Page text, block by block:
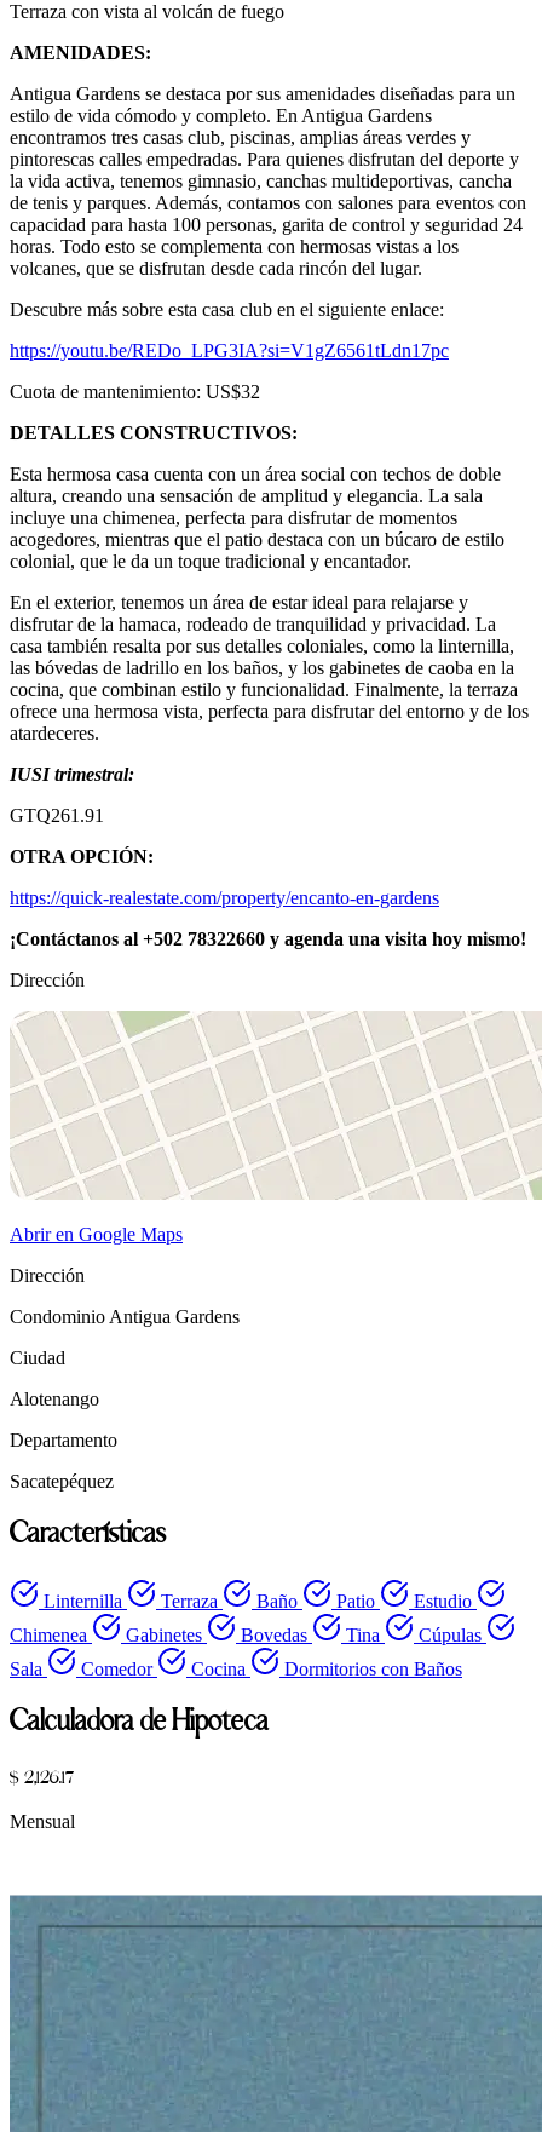
Terraza con vista al volcán de fuego
AMENIDADES:
Antigua Gardens se destaca por sus amenidades diseñadas para un
estilo de vida cómodo y completo. En Antigua Gardens
encontramos tres casas club, piscinas, amplias áreas verdes y
pintorescas calles empedradas. Para quienes disfrutan del deporte y
la vida activa, tenemos gimnasio, canchas multideportivas, cancha
de tenis y parques. Además, contamos con salones para eventos con
capacidad para hasta 100 personas, garita de control y seguridad 24
horas. Todo esto se complementa con hermosas vistas a los
volcanes, que se disfrutan desde cada rincón del lugar.
Descubre más sobre esta casa club en el siguiente enlace:
https://youtu.be/REDo_LPG3IA?si=V1gZ6561tLdn17pc
Cuota de mantenimiento: US$32
DETALLES CONSTRUCTIVOS:
Esta hermosa casa cuenta con un área social con techos de doble
altura, creando una sensación de amplitud y elegancia. La sala
incluye una chimenea, perfecta para disfrutar de momentos
acogedores, mientras que el patio destaca con un búcaro de estilo
colonial, que le da un toque tradicional y encantador.
En el exterior, tenemos un área de estar ideal para relajarse y
disfrutar de la hamaca, rodeado de tranquilidad y privacidad. La
casa también resalta por sus detalles coloniales, como la linternilla,
las bóvedas de ladrillo en los baños, y los gabinetes de caoba en la
cocina, que combinan estilo y funcionalidad. Finalmente, la terraza
ofrece una hermosa vista, perfecta para disfrutar del entorno y de los
atardeceres.
IUSI trimestral:
GTQ261.91
OTRA OPCIÓN:
https://quick-realestate.com/property/encanto-en-gardens
¡Contáctanos al +502 78322660 y agenda una visita hoy mismo!
Dirección
Abrir en Google Maps
Dirección
Condominio Antigua Gardens
Ciudad
Alotenango
Departamento
Sacatepéquez
Características
Linternilla Terraza Baño Patio
Estudio
Chimenea
Gabinetes Bovedas Tina
Cúpulas
Sala
Comedor Cocina Dormitorios con Baños
Calculadora de Hipoteca
$ 2,126.17
Mensual